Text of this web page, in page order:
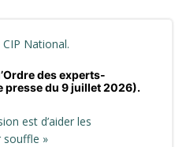
National.
des experts-
presse du 9 juillet 2026).
est d’aider les
souffle »